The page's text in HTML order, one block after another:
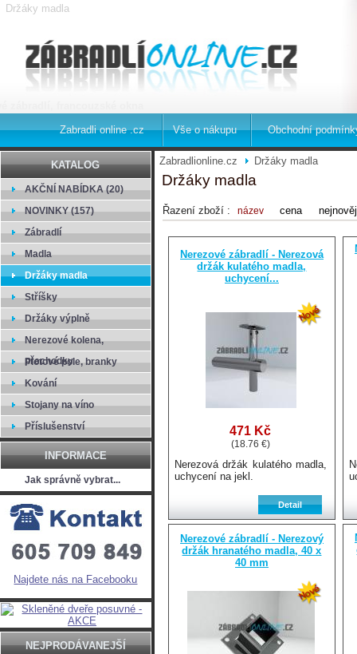
Držáky madla
Zabradli online .cz
Vše o nákupu Obchodní
KATALOG
AKČNÍ NABÍDKA (20)
NOVINKY (157)
Zábradlí
Madla
Držáky madla
Stříšky
Držáky výplně
Nerezové kolena,
přechodky
Plotové pole, branky
Kování
Stojany na víno
Příslušenství
INFORMACE
Jak správně vybrat...
Najdete nás na Facebooku
NEJPRODÁVANEJŠÍ
Zabradlionline.cz Držáky madla
Držáky madla
Řazení zboží : název cena
Nerezové zábradlí - Nerezová
držák kulatého madla,
uchycení...
471 Kč
(18.76 €)
Nerezová držák kulatého madla,
uchycení na jekl.
Nerezové zábradlí - Nerezový
držák hranatého madla, 40 x
40 mm